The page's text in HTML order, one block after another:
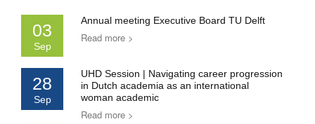
03
Sep
Annual meeting Executive Board TU Delft
Read more >
28
Sep
UHD Session | Navigating career progression
in Dutch academia as an international
woman academic
Read more >